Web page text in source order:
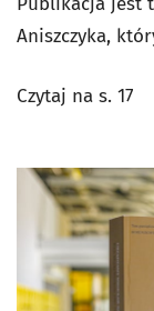
Aniszczyka,
Czytaj na s. 17